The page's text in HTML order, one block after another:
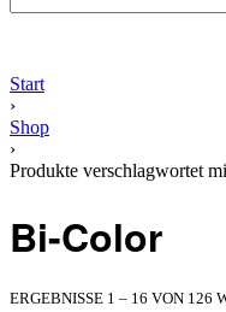
Start
›
Shop
›
Produkte verschlagwortet
Bi-Color
ERGEBNISSE 1 – 16 VON 126